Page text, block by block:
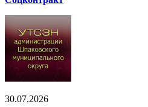
30.07.2026